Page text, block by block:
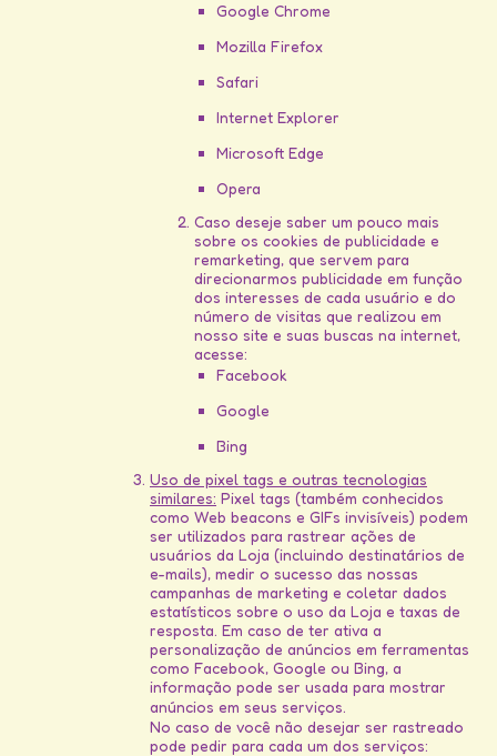
Google Chrome
Mozilla Firefox
Safari
Internet Explorer
Microsoft Edge
Opera
Caso deseje saber um pouco mais
sobre os cookies de publicidade e
remarketing, que servem para
direcionarmos publicidade em função
dos interesses de cada usuário e do
número de visitas que realizou em
nosso site e suas buscas na internet,
acesse:
Facebook
Google
Bing
Uso de pixel tags e outras tecnologias
similares: Pixel tags (também conhecidos
como Web beacons e GIFs invisíveis) podem
ser utilizados para rastrear ações de
usuários da Loja (incluindo destinatários de
e-mails), medir o sucesso das nossas
campanhas de marketing e coletar dados
estatísticos sobre o uso da Loja e taxas de
resposta. Em caso de ter ativa a
personalização de anúncios em ferramentas
como Facebook, Google ou Bing, a
informação pode ser usada para mostrar
anúncios em seus serviços.
No caso de você não desejar ser rastreado
pode pedir para cada um dos serviços: